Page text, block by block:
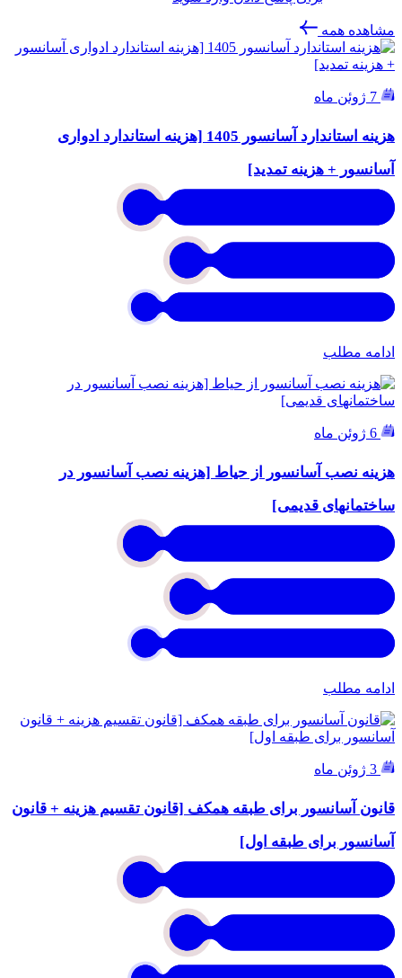
مشاهده همه
هزینه استاندارد آسانسور 1405 [هزینه استاندارد ادواری
آسانسور + هزینه تمدید]
ادامه مطلب
هزینه نصب آسانسور از حیاط [هزینه نصب آسانسور در
ساختمانهای قدیمی]
ادامه مطلب
قانون آسانسور برای طبقه همکف [قانون تقسیم هزینه + قانون
آسانسور برای طبقه اول]